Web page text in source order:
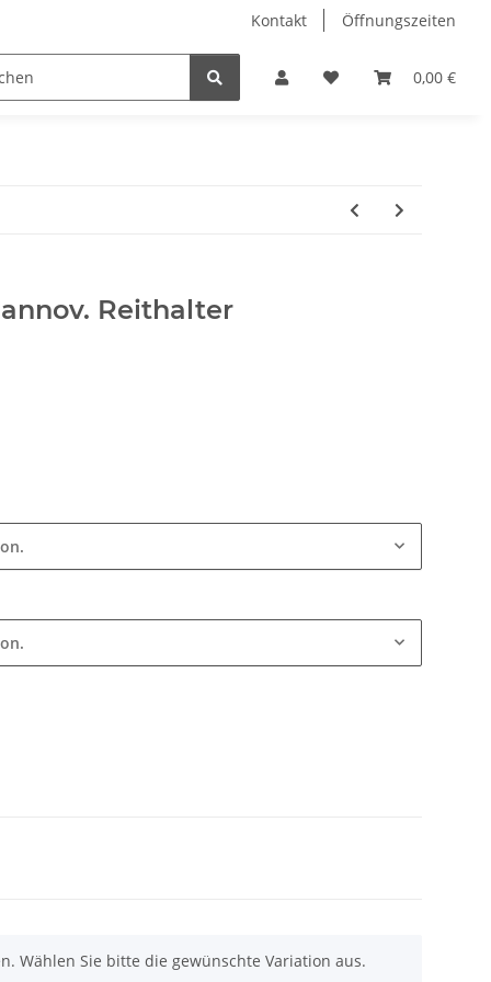
Kontakt Öffnungszeiten
0,00 €
Hobby Horse Dienstleistungen Geschenkartikel &
Reithalter
Wählen Sie bitte die gewünschte Variation aus.